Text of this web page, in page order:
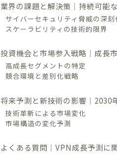
業界の課題と解決策｜持続可能
サイバーセキュリティ脅威の深刻
スケーラビリティの技術的限界
投資機会と市場参入戦略｜成長
高成長セグメントの特定
競合環境と差別化戦略
将来予測と新技術の影響｜2030
技術革新による市場変化
市場構造の変化予測
よくある質問｜VPN成長予測に